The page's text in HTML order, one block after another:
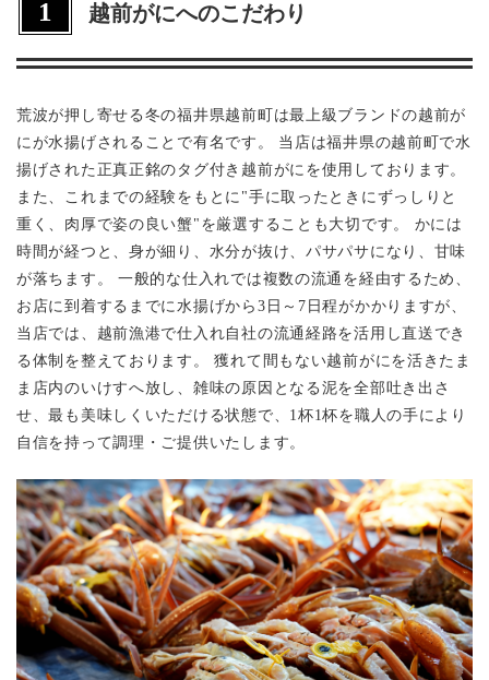
1 越前がにへのこだわり
荒波が押し寄せる冬の福井県越前町は最上級ブランドの越前が
にが水揚げされることで有名です。 当店は福井県の越前町で水
揚げされた正真正銘のタグ付き越前がにを使用しております。
また、これまでの経験をもとに"手に取ったときにずっしりと
重く、肉厚で姿の良い蟹"を厳選することも大切です。 かには
時間が経つと、身が細り、水分が抜け、パサパサになり、甘味
が落ちます。 一般的な仕入れでは複数の流通を経由するため、
お店に到着するまでに水揚げから3日～7日程がかかりますが、
当店では、越前漁港で仕入れ自社の流通経路を活用し直送でき
る体制を整えております。 獲れて間もない越前がにを活きたま
ま店内のいけすへ放し、雑味の原因となる泥を全部吐き出さ
せ、最も美味しくいただける状態で、1杯1杯を職人の手により
自信を持って調理・ご提供いたします。